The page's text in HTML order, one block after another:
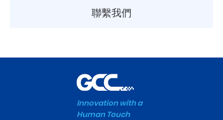
聯繫我們
Innovation with a
Human Touch